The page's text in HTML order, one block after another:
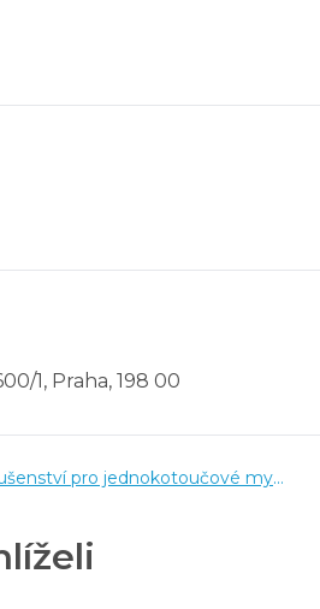
1, Praha, 198 00
Příslušenství pro jednokotoučové mycí stroje